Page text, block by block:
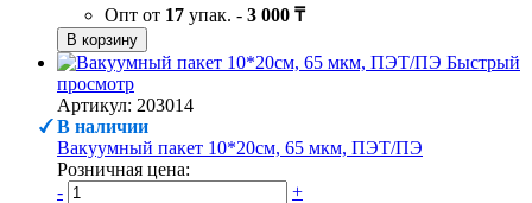
Опт от 17 упак. - 3 000 ₸
В корзину
Быстрый
просмотр
Артикул: 203014
В наличии
Вакуумный пакет 10*20см, 65 мкм, ПЭТ/ПЭ
Розничная цена:
-
+